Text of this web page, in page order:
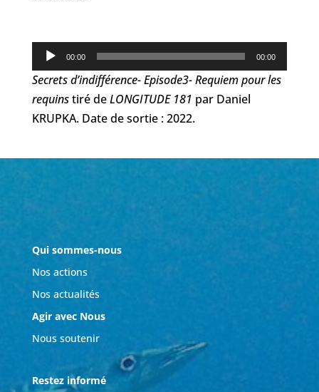
Lecteur
audio
00:00 00:00
Secrets d’indifférence- Episode3- Requiem pour les
requinstiré deLONGITUDE 181 par Daniel
KRUPKA. Date de sortie : 2022.
Qui sommes-nous
Nos actions
Nos actualités
Agir avec Nous
Nous soutenir
Restez informé